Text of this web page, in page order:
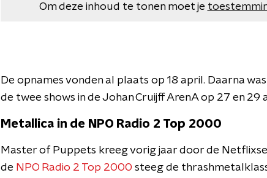
Om deze inhoud te tonen moet je
De opnames vonden al plaats op 18 april. Daarna
de twee shows in de Johan Cruijff ArenA op 27 en 29
Metallica in de NPO Radio 2 Top 2000
Master of Puppets kreeg vorig jaar door de
de NPO Radio 2 Top 2000 steeg de